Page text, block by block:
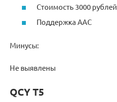
Стоимость 3000 рублей
Поддержка AAC
Минусы:
Не выявлены
QCY T5